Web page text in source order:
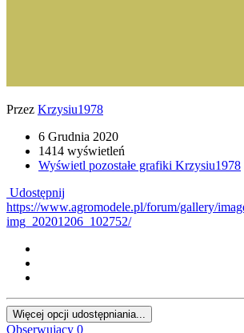
Przez Krzysiu1978
6 Grudnia 2020
1414 wyświetleń
Wyświetl pozostałe grafiki Krzysiu1978
Udostępnij
https://www.agromodele.pl/forum/gallery/
img_20201206_102752/
Więcej opcji udostępniania...
Obserwujący 0